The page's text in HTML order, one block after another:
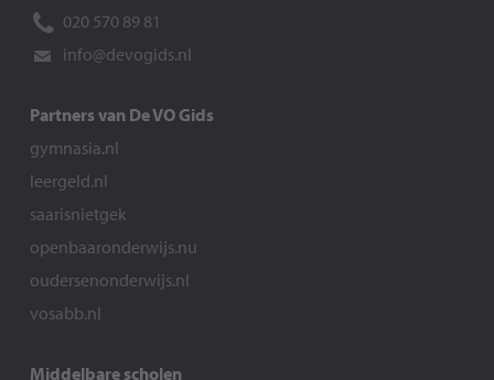
020 570 89 81
info@devogids.nl
Partners van De VO Gids
gymnasia.nl
leergeld.nl
saarisnietgek
openbaaronderwijs.nu
oudersenonderwijs.nl
vosabb.nl
Middelbare scholen